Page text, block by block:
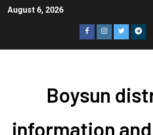
August 6, 2026
Boysun
information